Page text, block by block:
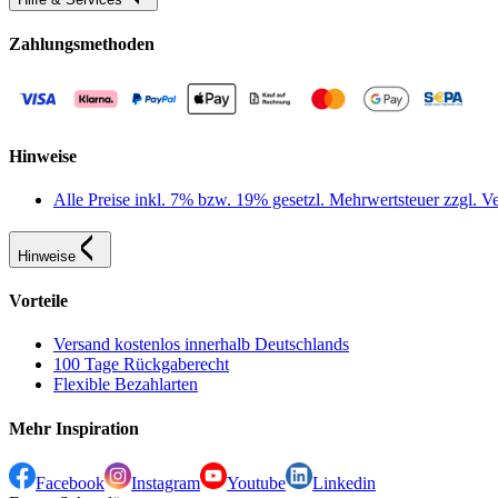
Zahlungsmethoden
Hinweise
Alle Preise inkl. 7% bzw. 19% gesetzl. Mehrwertsteuer zzgl.
Hinweise
Vorteile
Versand kostenlos innerhalb Deutschlands
100 Tage Rückgaberecht
Flexible Bezahlarten
Mehr Inspiration
Facebook Instagram Youtube
Linkedin